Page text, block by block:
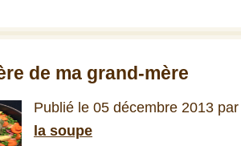
de ma grand-mère
Publié le 05 décembre 2013
la soupe